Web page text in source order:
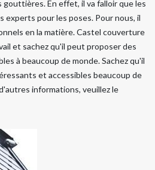
En effet, il va falloir que les
pour les poses. Pour nous, il
en la matière. Castel couverture
et sachez qu'il peut proposer des
à beaucoup de monde. Sachez qu'il
et accessibles beaucoup de
informations, veuillez le